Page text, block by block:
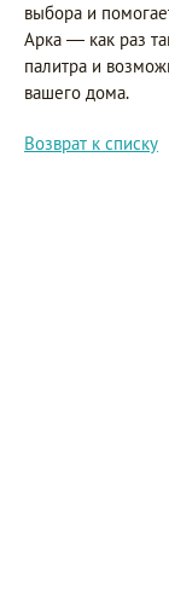
выбора и
Арка — как раз
палитра и
вашего дома.
Возврат к списку